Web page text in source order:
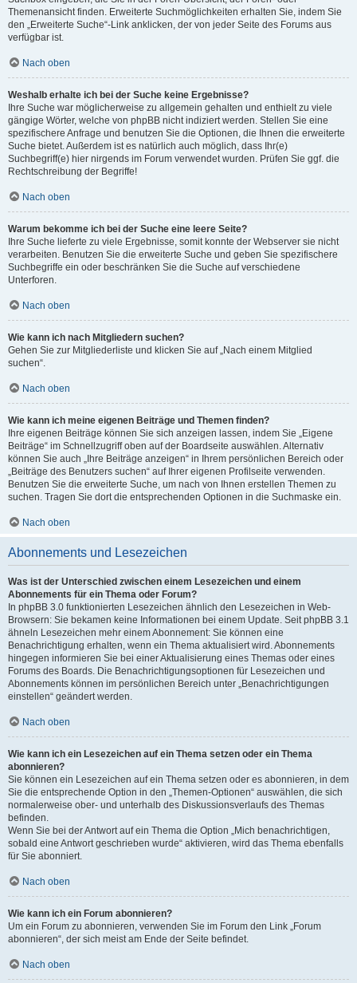
Themenansicht finden. Erweiterte Suchmöglichkeiten erhalten Sie, indem Sie
den „Erweiterte Suche“-Link anklicken, der von jeder Seite des Forums aus
verfügbar ist.
Nach oben
Weshalb erhalte ich bei der Suche keine Ergebnisse?
Ihre Suche war möglicherweise zu allgemein gehalten und enthielt zu viele
gängige Wörter, welche von phpBB nicht indiziert werden. Stellen Sie eine
spezifischere Anfrage und benutzen Sie die Optionen, die Ihnen die erweiterte
Suche bietet. Außerdem ist es natürlich auch möglich, dass Ihr(e)
Suchbegriff(e) hier nirgends im Forum verwendet wurden. Prüfen Sie ggf. die
Rechtschreibung der Begriffe!
Nach oben
Warum bekomme ich bei der Suche eine leere Seite?
Ihre Suche lieferte zu viele Ergebnisse, somit konnte der Webserver sie nicht
verarbeiten. Benutzen Sie die erweiterte Suche und geben Sie spezifischere
Suchbegriffe ein oder beschränken Sie die Suche auf verschiedene
Unterforen.
Nach oben
Wie kann ich nach Mitgliedern suchen?
Gehen Sie zur Mitgliederliste und klicken Sie auf „Nach einem Mitglied
suchen“.
Nach oben
Wie kann ich meine eigenen Beiträge und Themen finden?
Ihre eigenen Beiträge können Sie sich anzeigen lassen, indem Sie „Eigene
Beiträge“ im Schnellzugriff oben auf der Boardseite auswählen. Alternativ
können Sie auch „Ihre Beiträge anzeigen“ in Ihrem persönlichen Bereich oder
„Beiträge des Benutzers suchen“ auf Ihrer eigenen Profilseite verwenden.
Benutzen Sie die erweiterte Suche, um nach von Ihnen erstellen Themen zu
suchen. Tragen Sie dort die entsprechenden Optionen in die Suchmaske ein.
Nach oben
Abonnements und Lesezeichen
Was ist der Unterschied zwischen einem Lesezeichen und einem
Abonnements für ein Thema oder Forum?
In phpBB 3.0 funktionierten Lesezeichen ähnlich den Lesezeichen in Web-
Browsern: Sie bekamen keine Informationen bei einem Update. Seit phpBB 3.1
ähneln Lesezeichen mehr einem Abonnement: Sie können eine
Benachrichtigung erhalten, wenn ein Thema aktualisiert wird. Abonnements
hingegen informieren Sie bei einer Aktualisierung eines Themas oder eines
Forums des Boards. Die Benachrichtigungsoptionen für Lesezeichen und
Abonnements können im persönlichen Bereich unter „Benachrichtigungen
einstellen“ geändert werden.
Nach oben
Wie kann ich ein Lesezeichen auf ein Thema setzen oder ein Thema
abonnieren?
Sie können ein Lesezeichen auf ein Thema setzen oder es abonnieren, in dem
Sie die entsprechende Option in den „Themen-Optionen“ auswählen, die sich
normalerweise ober- und unterhalb des Diskussionsverlaufs des Themas
befinden.
Wenn Sie bei der Antwort auf ein Thema die Option „Mich benachrichtigen,
sobald eine Antwort geschrieben wurde“ aktivieren, wird das Thema ebenfalls
für Sie abonniert.
Nach oben
Wie kann ich ein Forum abonnieren?
Um ein Forum zu abonnieren, verwenden Sie im Forum den Link „Forum
abonnieren“, der sich meist am Ende der Seite befindet.
Nach oben